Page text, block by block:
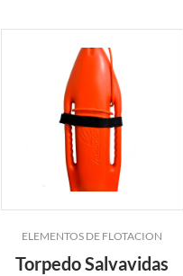
ELEMENTOS DE FLOTACION
Torpedo Salvavidas